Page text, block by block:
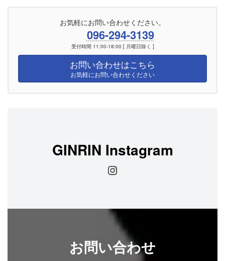
お気軽にお問い合わせください。
096-294-3139
受付時間 11:00-18:00 [ 月曜日除く ]
お問い合わせはこちら
お気軽にお問い合わせください
GINRIN Instagram
Instagram
お問い合わせ